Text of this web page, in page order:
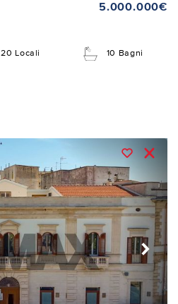
5.000.000€
20 Locali 10 Bagni